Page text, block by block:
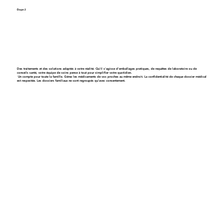
Étape 2
Des traitements et des solutions adaptés à votre réalité. Qu'il s'agisse d'emballages pratiques, de requêtes de laboratoire ou de
conseils santé, votre équipe de soins pense à tout pour simplifier votre quotidien.
Un compte pour toute la famille. Gérez les médicaments de vos proches au même endroit. La confidentialité de chaque dossier médical
est respectée. Les dossiers familiaux ne sont regroupés qu’avec consentement.